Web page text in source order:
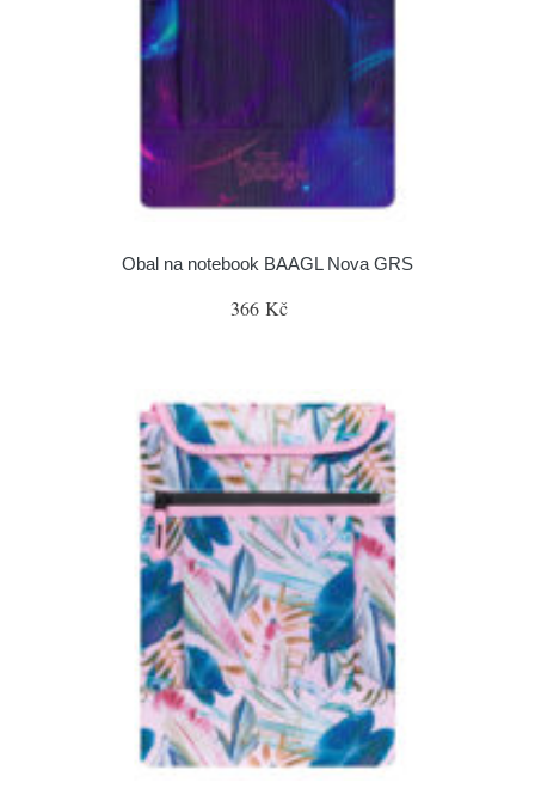
Obal na notebook BAAGL Nova GRS
366 Kč